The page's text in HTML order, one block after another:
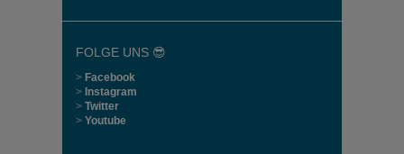
FOLGE UNS 😎
> Facebook
> Instagram
> Twitter
> Youtube